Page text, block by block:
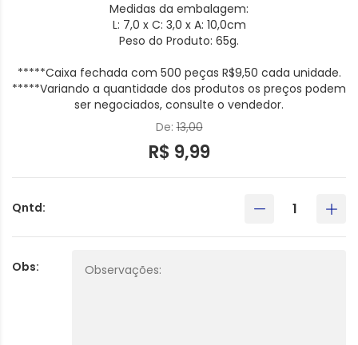
Medidas da embalagem:
L: 7,0 x C: 3,0 x A: 10,0cm
Peso do Produto: 65g.
*****Caixa fechada com 500 peças R$9,50 cada unidade.
*****Variando a quantidade dos produtos os preços podem
ser negociados, consulte o vendedor.
De:13,00
R$ 9,99
Qntd:
Obs: